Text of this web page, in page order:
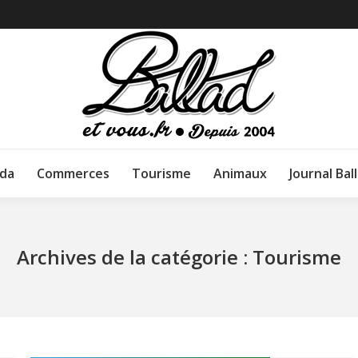
Commerces Tourisme Animaux Journal
Archives de la catégorie : Tourisme